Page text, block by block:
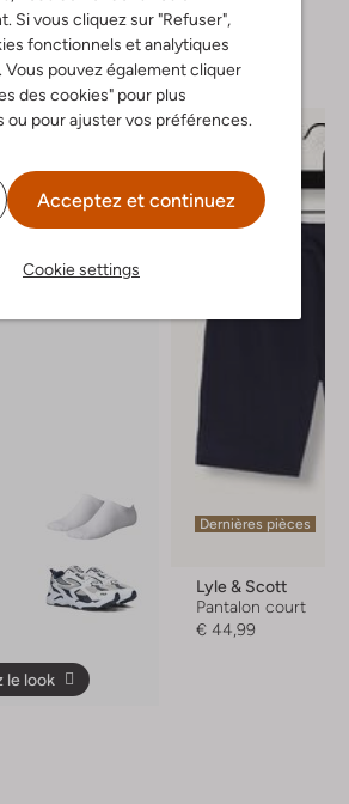
Si vous cliquez sur "Refuser",
fonctionnels et analytiques
Vous pouvez également cliquer
des cookies" pour plus
ou pour ajuster vos préférences.
Acceptez et continuez
Cookie settings
le look
le look
Dernières pièces
Lyle & Scott
Pantalon court
€ 44,99